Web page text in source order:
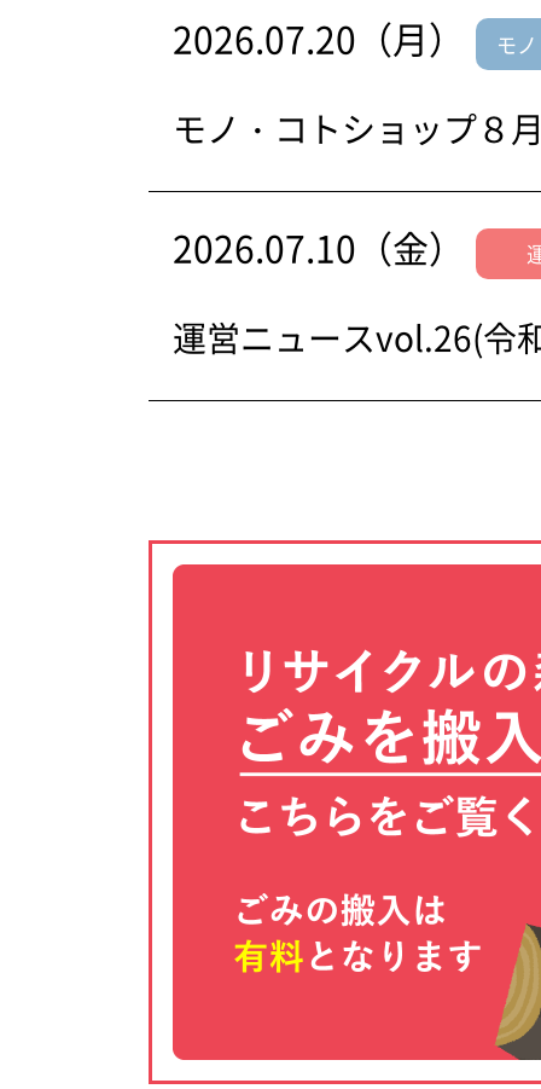
2026.07.20（月） モ
モノ・コトショップ８
2026.07.10（金）
運営ニュースvol.26(令